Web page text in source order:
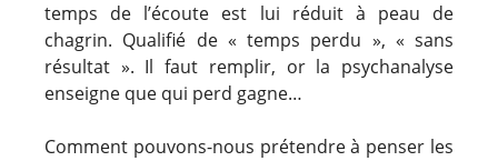
temps de l’écoute est lui réduit à peau de
chagrin. Qualifié de « temps perdu », « sans
résultat ». Il faut remplir, or la psychanalyse
enseigne que qui perd gagne…
Comment pouvons-nous prétendre à penser les